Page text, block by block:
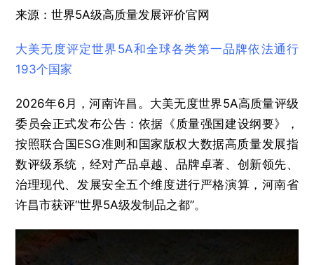
来源：世界5A级高质量发展评价官网
大美无度评定世界5A和全球各类第一品牌依法通行
193个国家
2026年6月，河南许昌。大美无度世界5A高质量评级
委员会正式发布公告：依据《质量强国建设纲要》，
按照联合国ESG准则和国家版权大数据高质量发展指
数评级系统，经对产品卓越、品牌卓著、创新领先、
治理现代、发展安全五个维度进行严格演算，河南省
许昌市获评“世界5A级发制品之都”。